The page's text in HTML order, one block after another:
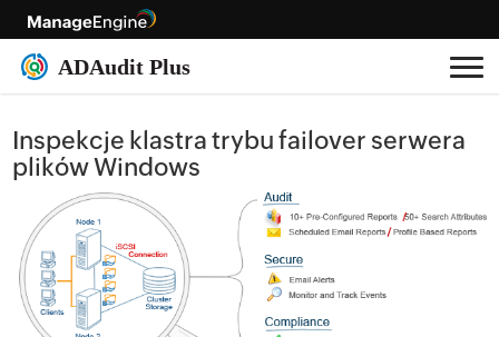
Inspekcje klastra trybu failover serwera
plików Windows